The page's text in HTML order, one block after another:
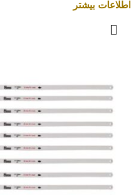
اطلاعات بیشتر